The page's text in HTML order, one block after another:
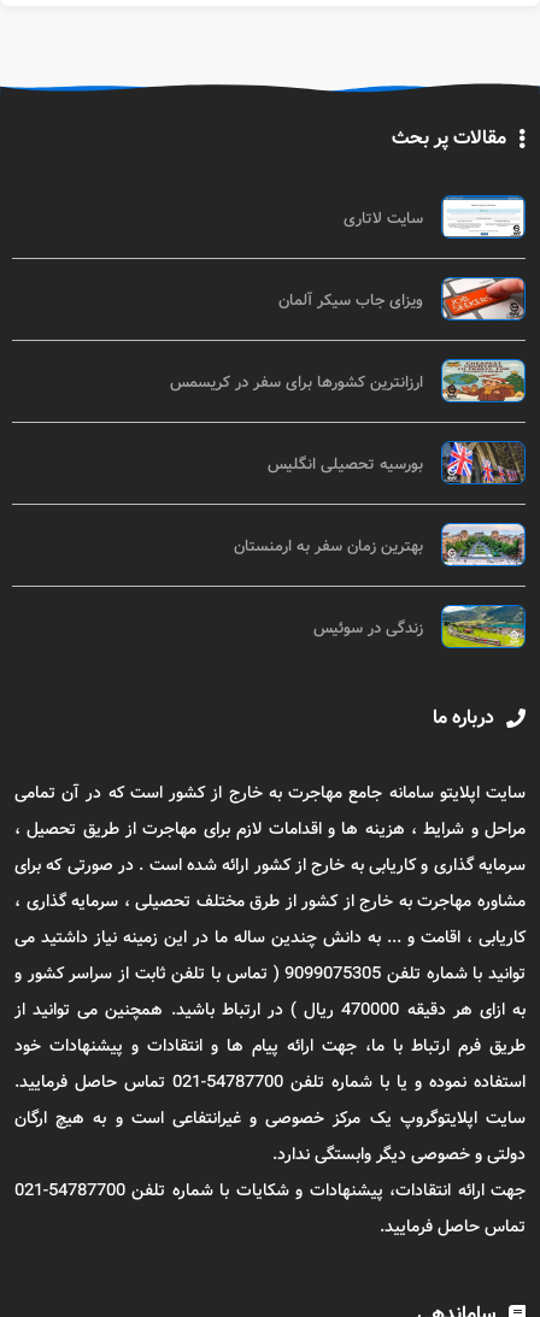
مقالات پر بحث
سایت لاتاری
ویزای جاب سیکر آلمان
ارزانترین کشورها برای سفر در کریسمس
بورسیه تحصیلی انگلیس
بهترین زمان سفر به ارمنستان
زندگی در سوئیس
درباره ما
سایت اپلایتو سامانه جامع مهاجرت به خارج از کشور است که در آن تمامی
مراحل و شرایط ، هزینه ها و اقدامات لازم برای مهاجرت از طریق تحصیل ،
سرمایه گذاری و کاریابی به خارج از کشور ارائه شده است . در صورتی که برای
مشاوره مهاجرت به خارج از کشور از طرق مختلف تحصیلی ، سرمایه گذاری ،
کاریابی ، اقامت و ... به دانش چندین ساله ما در این زمینه نیاز داشتید می
توانید با شماره تلفن 9099075305 ( تماس با تلفن ثابت از سراسر کشور و
به ازای هر دقیقه 470000 ریال ) در ارتباط باشید. همچنین می توانید از
طریق فرم ارتباط با ما، جهت ارائه پیام ها و انتقادات و پیشنهادات خود
استفاده نموده و یا با شماره تلفن 54787700-021 تماس حاصل فرمایید.
سایت اپلایتوگروپ یک مرکز خصوصی و غیرانتفاعی است و به هیچ ارگان
دولتی و خصوصی دیگر وابستگی ندارد.
جهت ارائه انتقادات، پیشنهادات و شکایات با شماره تلفن 54787700-021
تماس حاصل فرمایید.